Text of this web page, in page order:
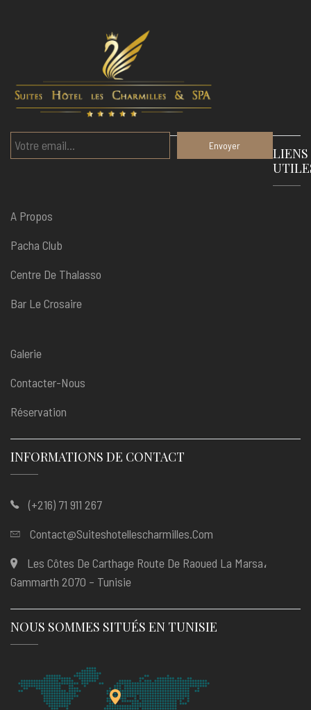
LIENS
A Propos
Pacha Club
Centre De Thalasso
Bar Le Crosaire
Galerie
Contacter-Nous
Réservation
INFORMATIONS DE CONTACT
(+216) 71 911 267
Contact@suiteshotellescharmilles.com
Les Côtes De Carthage Route De Raoued La Marsa،
Gammarth 2070 – Tunisie
NOUS SOMMES SITUÉS EN TUNISIE